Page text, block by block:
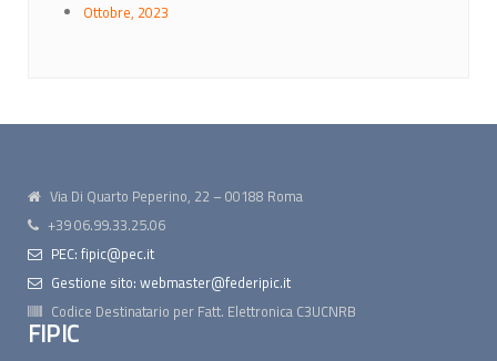
Ottobre, 2023
Via Di Quarto Peperino, 22 – 00188 Roma
+39 06.99.33.25.06
PEC: fipic@pec.it
Gestione sito: webmaster@federipic.it
Codice Destinatario per Fatt. Elettronica C3UCNRB
FIPIC